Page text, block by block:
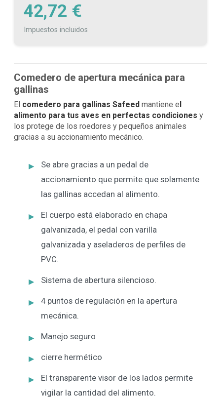
42,72 €
Impuestos incluidos
Comedero de apertura mecánica para
gallinas
El comedero para gallinas Safeedmantiene el
alimento para tus aves en perfectas condiciones y
los protege de los roedores y pequeños animales
gracias a su accionamiento mecánico.
Se abre gracias a un pedal de
accionamiento que permite que solamente
las gallinas accedan al alimento.
El cuerpo está elaborado en chapa
galvanizada, el pedal con varilla
galvanizada y aseladeros de perfiles de
PVC.
Sistema de abertura silencioso.
4 puntos de regulación en la apertura
mecánica.
Manejo seguro
cierre hermético
El transparente visor de los lados permite
vigilar la cantidad del alimento.